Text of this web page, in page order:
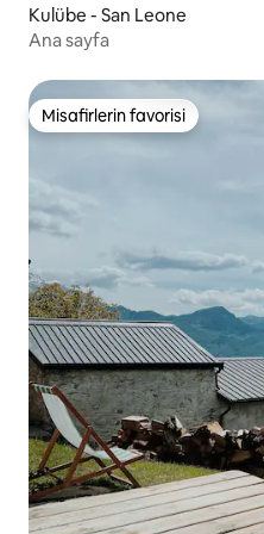
Kulübe - San Leone
Ana sayfa
Misafirlerin favorisi
Misafirlerin favorisi